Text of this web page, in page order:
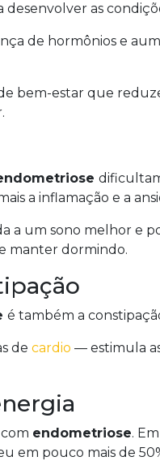
desenvolver as
de hormônios e
bem-estar que
a inflamação e a
a um sono melhor e
manter dormindo.
é também a
de cardio — estimula
endometriose.
em pouco mais de